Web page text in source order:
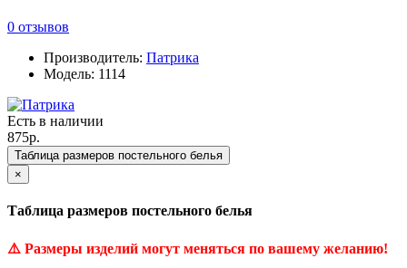
0 отзывов
Производитель: Патрика
Модель: 1114
Есть в наличии
875р.
Таблица размеров постельного белья
×
Таблица размеров постельного белья
⚠️ Размеры изделий могут меняться по вашему желанию!